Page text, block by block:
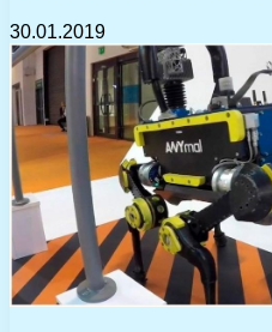
30.01.2019